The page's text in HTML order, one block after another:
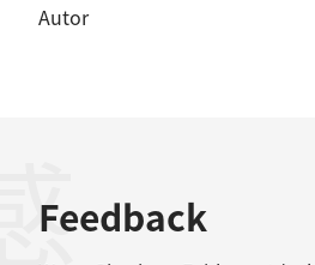
Autor
Feedback